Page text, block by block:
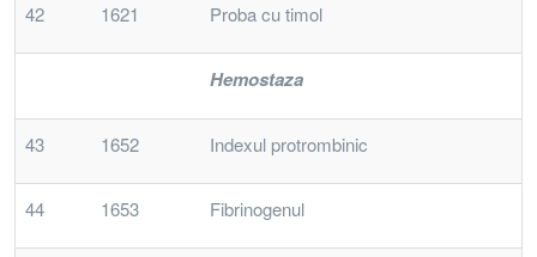
42 1621 Proba cu timol
Hemostaza
43 1652 Indexul protrombinic
44 1653 Fibrinogenul